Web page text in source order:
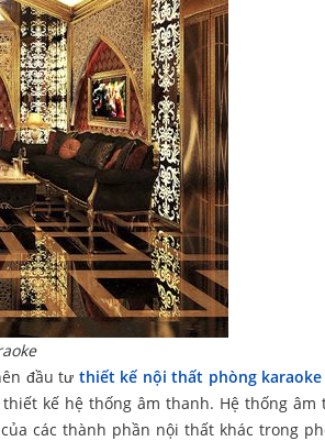
đầu tư thiết kế nội thất phòng karaoke
kế hệ thống âm thanh. Hệ thống âm
các thành phần nội thất khác trong